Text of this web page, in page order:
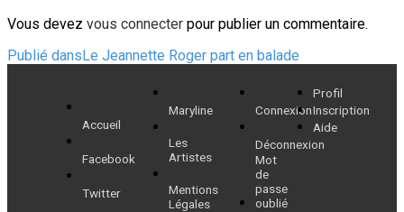
Vous devez vous connecter pour publier un commentaire.
Navigation
l’article
Publié dansLe Jeannette Roger part en balade
Accueil
Facebook
Twitter
Maryline
Les
Artistes
Mentions
Légales
Connexion
Déconnexion
Mot
de
passe
oublié
Profil
Inscription
Aide